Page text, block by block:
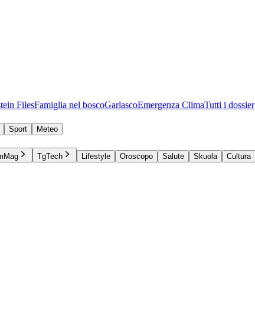
FilesFamiglia nel boscoGarlascoEmergenza ClimaTutti i dossier
Sport
Meteo
TgTech Lifestyle Oroscopo Salute Skuola Cultura